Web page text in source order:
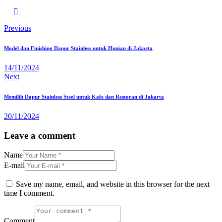
Previous
Model dan Finishing Dapur Stainless untuk Hunian di Jakarta
14/11/2024
Next
Memilih Dapur Stainless Steel untuk Kafe dan Restoran di Jakarta
20/11/2024
Leave a comment
Name
E-mail
Save my name, email, and website in this browser for the next
time I comment.